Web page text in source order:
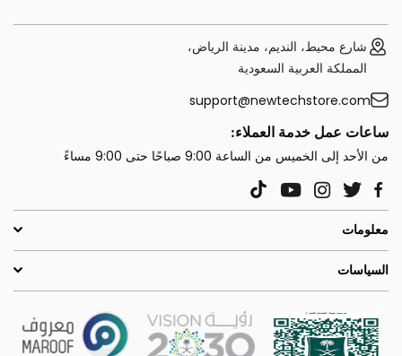
شارع محيط، النديم، مدينة الرياض،
المملكة العربية السعودية
support@newtechstore.com
ساعات عمل خدمة العملاء:
من الأحد إلى الخميس من الساعة 9:00 صباحًا حتى 9:00 مساءً
Facebook
Twitter
Instagram
YouTube
معلومات
السياسات